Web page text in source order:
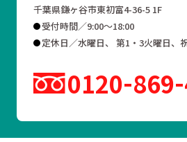
千葉県鎌ヶ谷市東初富4-36-5 1F
受付時間／9:00～18:00
定休日／水曜日、 第1・3火曜日、
0120 869